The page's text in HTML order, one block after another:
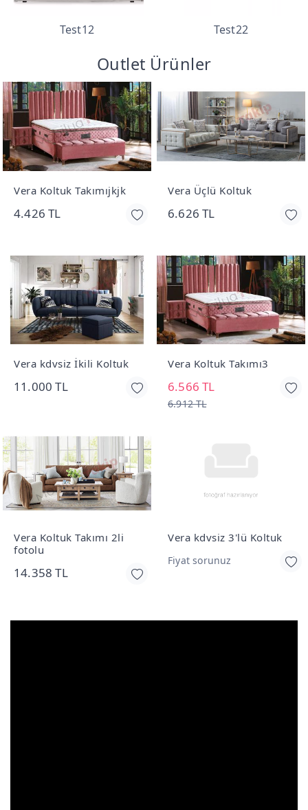
Test12 Test22
Outlet Ürünler
Vera Koltuk Takımıjkjk
4.426 TL
Vera Üçlü Koltuk
6.626 TL
Vera kdvsiz İkili Koltuk
11.000 TL
Vera Koltuk Takımı3
6.566 TL
6.912 TL
Vera Koltuk Takımı 2li
fotolu
14.358 TL
Vera kdvsiz 3'lü Koltuk
Fiyat sorunuz